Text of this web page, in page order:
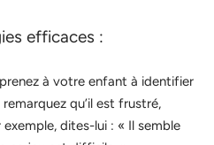
efficaces :
à votre enfant à identifier
qu’il est frustré,
dites-lui : « Il semble